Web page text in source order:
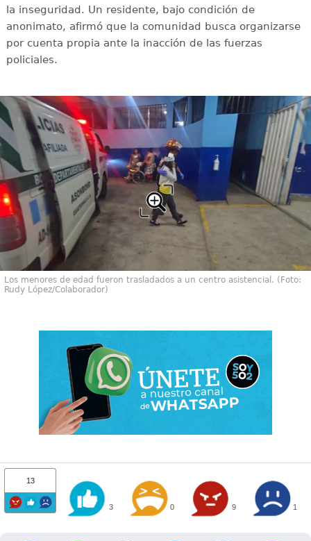
la inseguridad. Un residente, bajo condición de
anonimato, afirmó que la comunidad busca organizarse
por cuenta propia ante la inacción de las fuerzas
policiales.
Los menores de edad fueron trasladados a un centro asistencial. (Foto:
Rudy López/Colaborador)
13
3 0 9 1